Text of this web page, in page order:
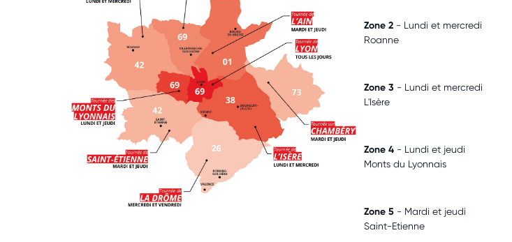
Zone 2- Lundi et mercredi
Roanne
Zone 3 - Lundi et mercredi
L'Isère
Zone 4 - Lundi et jeudi
Monts du Lyonnais
Zone 5- Mardi et jeudi
Saint-Etienne